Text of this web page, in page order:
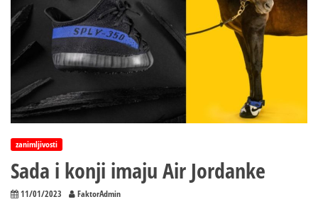
zanimljivosti
Sada i konji imaju Air Jordanke
11/01/2023 FaktorAdmin